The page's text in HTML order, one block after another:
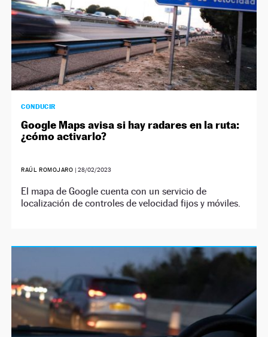
CONDUCIR
Google Maps avisa si hay radares en la ruta:
¿cómo activarlo?
RAÚL ROMOJARO |28/02/2023
El mapa de Google cuenta con un servicio de
localización de controles de velocidad fijos y móviles.